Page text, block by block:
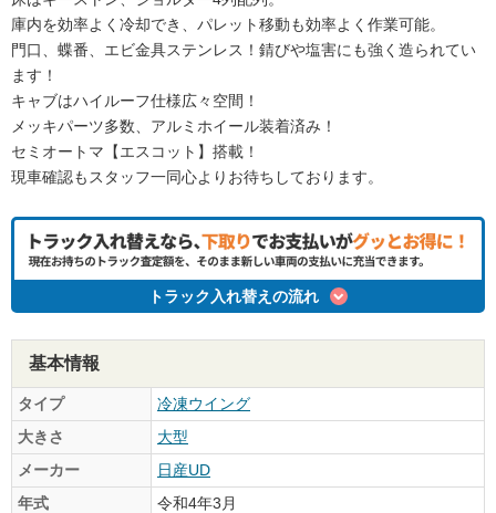
庫内を効率よく冷却でき、パレット移動も効率よく作業可能。
門口、蝶番、エビ金具ステンレス！錆びや塩害にも強く造られてい
ます！
キャブはハイルーフ仕様広々空間！
メッキパーツ多数、アルミホイール装着済み！
セミオートマ【エスコット】搭載！
現車確認もスタッフ一同心よりお待ちしております。
トラック入れ替えの流れ
基本情報
タイプ
冷凍ウイング
大きさ
大型
メーカー
日産UD
年式
令和4年3月